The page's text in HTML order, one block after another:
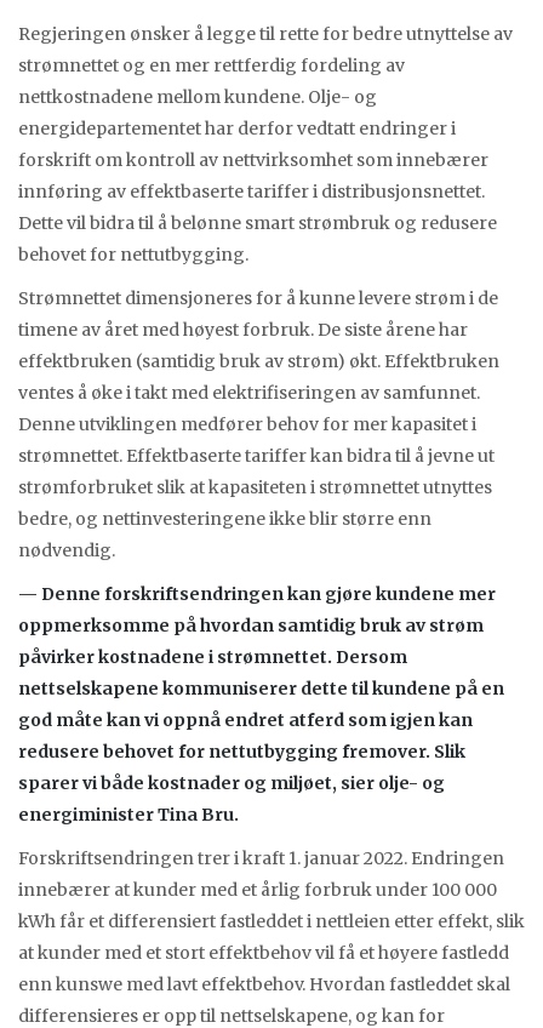
Regjeringen ønsker å legge til rette for bedre utnyttelse av
strømnettet og en mer rettferdig fordeling av
nettkostnadene mellom kundene. Olje- og
energidepartementet har derfor vedtatt endringer i
forskrift om kontroll av nettvirksomhet som innebærer
innføring av effektbaserte tariffer i distribusjonsnettet.
Dette vil bidra til å belønne smart strømbruk og redusere
behovet for nettutbygging.
Strømnettet dimensjoneres for å kunne levere strøm i de
timene av året med høyest forbruk. De siste årene har
effektbruken (samtidig bruk av strøm) økt. Effektbruken
ventes å øke i takt med elektrifiseringen av samfunnet.
Denne utviklingen medfører behov for mer kapasitet i
strømnettet. Effektbaserte tariffer kan bidra til å jevne ut
strømforbruket slik at kapasiteten i strømnettet utnyttes
bedre, og nettinvesteringene ikke blir større enn
nødvendig.
— Denne forskriftsendringen kan gjøre kundene mer
oppmerksomme på hvordan samtidig bruk av strøm
påvirker kostnadene i strømnettet. Dersom
nettselskapene kommuniserer dette til kundene på en
god måte kan vi oppnå endret atferd som igjen kan
redusere behovet for nettutbygging fremover. Slik
sparer vi både kostnader og miljøet, sier olje- og
energiminister Tina Bru.
Forskriftsendringen trer i kraft 1. januar 2022. Endringen
innebærer at kunder med et årlig forbruk under 100 000
kWh får et differensiert fastleddet i nettleien etter effekt, slik
at kunder med et stort effektbehov vil få et høyere fastledd
enn kunswe med lavt effektbehov. Hvordan fastleddet skal
differensieres er opp til nettselskapene, og kan for